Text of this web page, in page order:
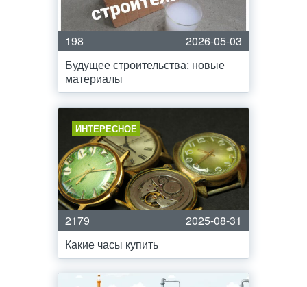
198
2026-05-03
Будущее строительства: новые
материалы
ИНТЕРЕСНОЕ
2179
2025-08-31
Какие часы купить